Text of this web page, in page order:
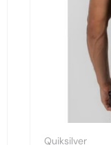
Quiksilver